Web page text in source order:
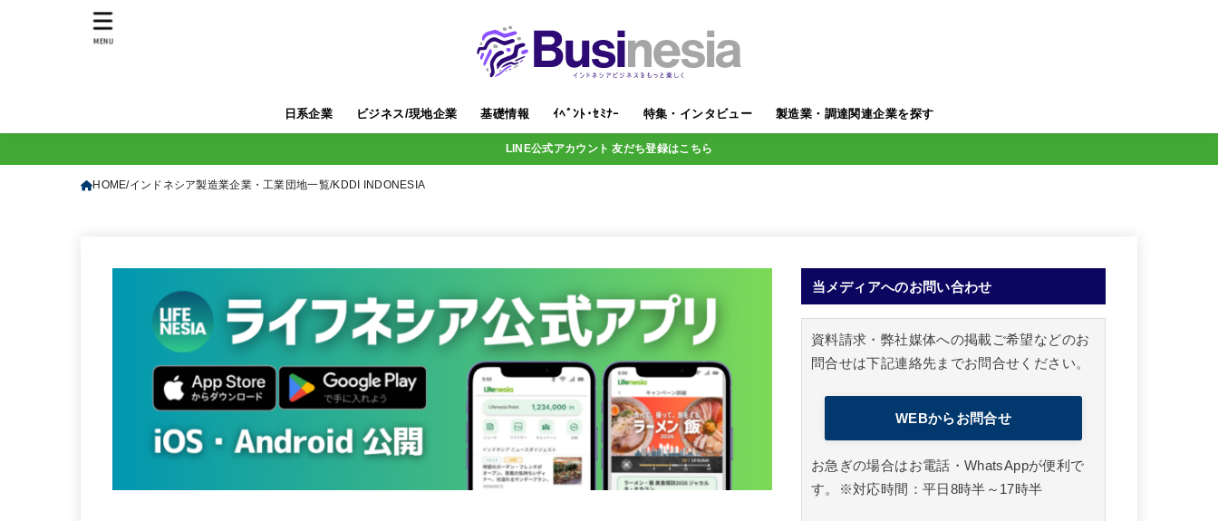
日系企業 ビジネス/現地企業 基礎情報 ｲﾍﾞﾝﾄ･ｾﾐﾅｰ 特集・インタビュー 製造業・調達関連企業を探す
MENU
LINE公式アカウント 友だち登録はこちら
HOME インドネシア製造業企業・工業団地一覧 KDDI INDONESIA
当メディアへのお問い合わせ
資料請求・弊社媒体への掲載ご希望などのお
問合せは下記連絡先までお問合せください。
WEBからお問合せ
お急ぎの場合はお電話・WhatsAppが便利で
す。※対応時間：平日8時半～17時半